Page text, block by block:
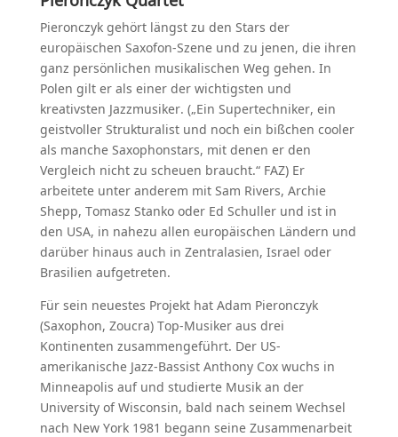
Pieronczyk gehört längst zu den Stars der
europäischen Saxofon-Szene und zu jenen, die ihren
ganz persönlichen musikalischen Weg gehen. In
Polen gilt er als einer der wichtigsten und
kreativsten Jazzmusiker. („Ein Supertechniker, ein
geistvoller Strukturalist und noch ein bißchen cooler
als manche Saxophonstars, mit denen er den
Vergleich nicht zu scheuen braucht.“ FAZ) Er
arbeitete unter anderem mit Sam Rivers, Archie
Shepp, Tomasz Stanko oder Ed Schuller und ist in
den USA, in nahezu allen europäischen Ländern und
darüber hinaus auch in Zentralasien, Israel oder
Brasilien aufgetreten.
Für sein neuestes Projekt hat Adam Pieronczyk
(Saxophon, Zoucra) Top-Musiker aus drei
Kontinenten zusammengeführt. Der US-
amerikanische Jazz-Bassist Anthony Cox wuchs in
Minneapolis auf und studierte Musik an der
University of Wisconsin, bald nach seinem Wechsel
nach New York 1981 begann seine Zusammenarbeit